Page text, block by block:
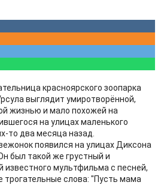
красноярского зоопарка
выглядит умиротворённой,
жизнью и мало похожей на
на улицах маленького
то два месяца назад.
появился на улицах Диксона
был такой же грустный и
известного мультфильма с песней,
трогательные слова: "Пусть мама